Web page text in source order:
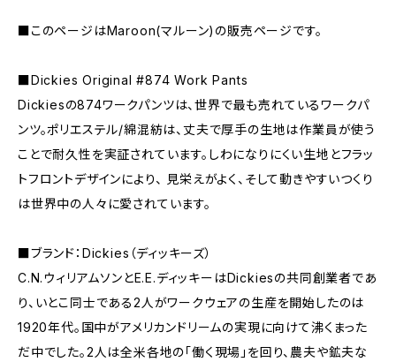
■このページはMaroon(マルーン)の販売ページです。
■Dickies Original #874 Work Pants
Dickiesの874ワークパンツは、世界で最も売れているワークパ
ンツ。ポリエステル/綿混紡は、丈夫で厚手の生地は作業員が使う
ことで耐久性を実証されています。しわになりにくい生地とフラッ
トフロントデザインにより、 見栄えがよく、そして動きやすいつくり
は世界中の人々に愛されています。
■ブランド：Dickies（ディッキーズ）
C.N.ウィリアムソンとE.E.ディッキーはDickiesの共同創業者であ
り、いとこ同士である2人がワークウェアの生産を開始したのは
1920年代。国中がアメリカンドリームの実現に向けて沸くまった
だ中でした。2人は全米各地の「働く現場」を回り、農夫や鉱夫な